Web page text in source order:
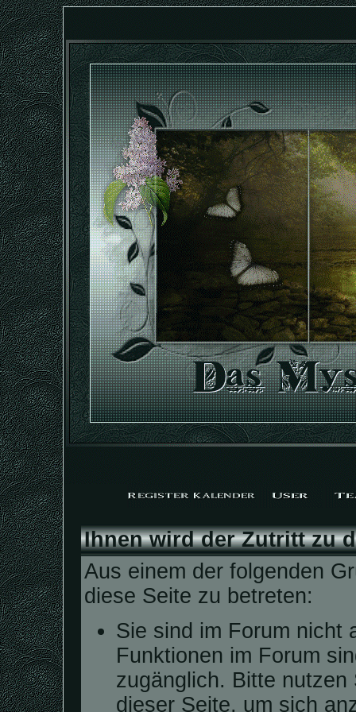
Ihnen wird der Zutritt zu
Aus einem der folgenden
diese Seite zu betreten:
Sie sind im Forum nicht
Funktionen im Forum
zugänglich. Bitte
dieser Seite, um sich